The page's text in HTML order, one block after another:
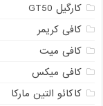
کارگیل GT50
کافی کریمر
کافی میت
کافی میکس
کاکائو التین مارکا